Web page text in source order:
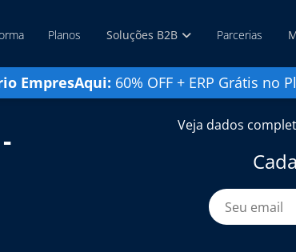
Planos Soluções B2B Parcerias
EmpresAqui: 60% OFF + ERP Grátis no
Veja dados